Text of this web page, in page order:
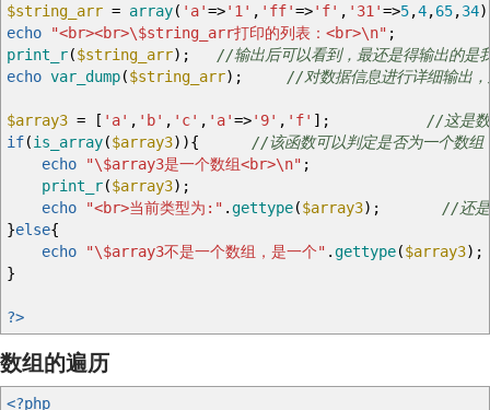
$string_arr = array( 'a'=>'1' , 'ff'=>'f' , '31'=>5,4,65,34)
echo
"<br><br>\$string_arr打印的列表：<br>\n" ;
print_r($string_arr) ;
//输出后可以看到，最还是得输出的是
echo var_dump($string_arr) ; //对数据信息进行详细输出，
$array3 = [ 'a' , 'b' , 'c' , 'a'=>'9' , 'f' ] ;
//这是数
if(is_array($array3) ){
//该函数可以判定是否为一个数
echo
"\$array3是一个数组<br>\n" ;
print_r($array3) ;
echo
"<br>当前类型为:" .gettype($array3) ;
//还是
}else{
echo
"\$array3不是一个数组，是一个" .gettype($array3) ;
}
?>
数组的遍历
<?php